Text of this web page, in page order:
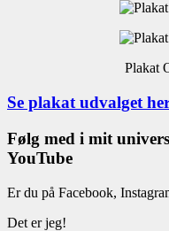
Plakat
Se plakat udvalget
Følg med i mit
YouTube
Er du på Facebook,
Det er jeg!